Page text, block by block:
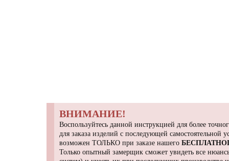
ВНИМАНИЕ!
Воспользуйтесь данной инструкцией для более
для заказа изделий с последующей
возможен ТОЛЬКО при заказе нашего
Только опытный замерщик сможет увидеть все